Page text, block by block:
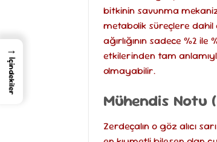
bitkinin savunma
metabolik süreçlere
ağırlığının sadece %2
etkilerinden tam
olmayabilir.
Mühendis Notu
Zerdeçalın o göz alıcı
→
İçindekiler